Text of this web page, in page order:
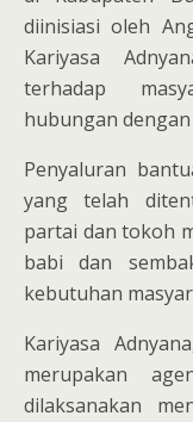
diinisiasi oleh
Kariyasa
terhadap
hubungan
Penyaluran
yang telah
partai dan tokoh
babi dan
kebutuhan
Kariyasa
merupakan
dilaksanakan